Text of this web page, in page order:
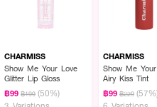
How To Use :
สามารถทา Charmiss Show Me
ได้ทันทีโดยไม่ต้องทาลิปบำรุง เนื่องจาก
CHARMISS
Show Me Your Love
Glitter Lip Gloss
฿99 ฿199 (50%)
CHARMISS
Show Me
Airy Kiss Tint
฿99 ฿229